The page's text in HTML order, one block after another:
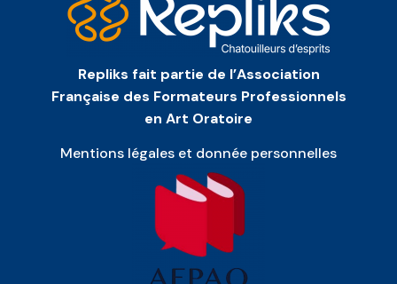
Repliks fait partie de l’Association
Française des Formateurs Professionnels
en Art Oratoire
Mentions légales et donnée personnelles